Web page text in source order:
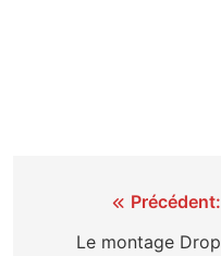
NavigationPrécédent:
Le montage Drop